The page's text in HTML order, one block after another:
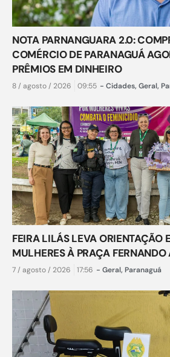
NOTA PARNANGUARA 2.0:
COMÉRCIO DE PARANAGUÁ
PRÊMIOS EM DINHEIRO
8 / agosto / 2026 09:55 - Cidades, Geral,
FEIRA LILÁS LEVA ORIENTAÇÃO
MULHERES À PRAÇA
7 / agosto / 2026 17:56 - Geral, Paranaguá